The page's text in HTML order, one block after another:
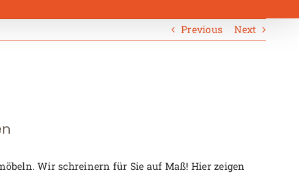
Previous Next
Wir schreinern für Sie auf Maß! Hier zeigen